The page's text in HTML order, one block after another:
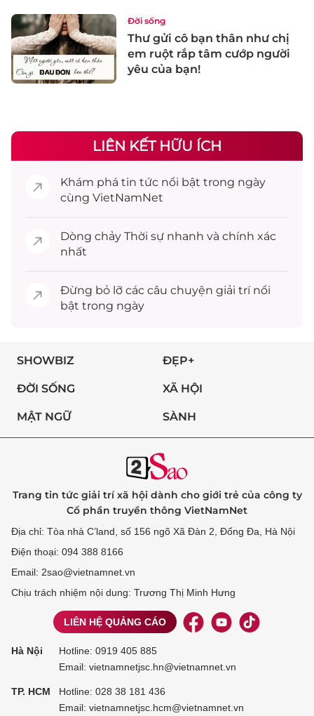
Đời sống
Thư gửi cô bạn thân như chị
em ruột rắp tâm cướp người
yêu của bạn!
LIÊN KẾT HỮU ÍCH
Khám phá tin tức nổi bật trong ngày
cùng VietNamNet
Dòng chảy Thời sự nhanh và chính xác
nhất
Đừng bỏ lỡ các câu chuyện giải trínổi
bật trong ngày
SHOWBIZ ĐẸP+
ĐỜI SỐNG XÃ HỘI
MẬT NGỮ SÀNH
Trang tin tức giải trí xã hội dành cho giới trẻ của công ty
Cổ phần truyền thông VietNamNet
Địa chỉ: Tòa nhà C’land, số 156 ngõ Xã Đàn 2, Đống Đa, Hà Nội
Điện thoại: 094 388 8166
Email: 2sao@vietnamnet.vn
Chịu trách nhiệm nội dung: Trương Thị Minh Hưng
LIÊN HỆ QUẢNG CÁO
Hà Nội Hotline: 0919 405 885
Email: vietnamnetjsc.hn@vietnamnet.vn
TP. HCM Hotline: 028 38 181 436
Email: vietnamnetjsc.hcm@vietnamnet.vn